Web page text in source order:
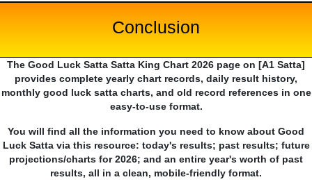
Conclusion
The Good Luck Satta Satta King Chart 2026 page on [A1 Satta]
provides complete yearly chart records, daily result history,
monthly good luck satta charts, and old record references in one
easy-to-use format.
You will find all the information you need to know about Good
Luck Satta via this resource: today's results; past results; future
projections/charts for 2026; and an entire year's worth of past
results, all in a clean, mobile-friendly format.